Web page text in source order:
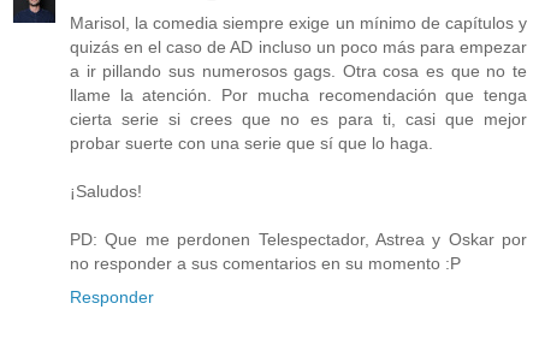
Marisol, la comedia siempre exige un mínimo de capítulos y
quizás en el caso de AD incluso un poco más para empezar
a ir pillando sus numerosos gags. Otra cosa es que no te
llame la atención. Por mucha recomendación que tenga
cierta serie si crees que no es para ti, casi que mejor
probar suerte con una serie que sí que lo haga.
¡Saludos!
PD: Que me perdonen Telespectador, Astrea y Oskar por
no responder a sus comentarios en su momento :P
Responder